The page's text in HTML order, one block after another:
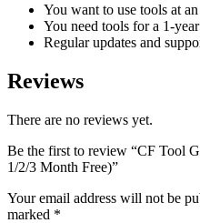
You want to use tools at
You need tools for a 1-
Regular updates and
Reviews
There are no reviews yet.
Be the first to review “CF Tool
1/2/3 Month Free)”
Your email address will not be
marked *